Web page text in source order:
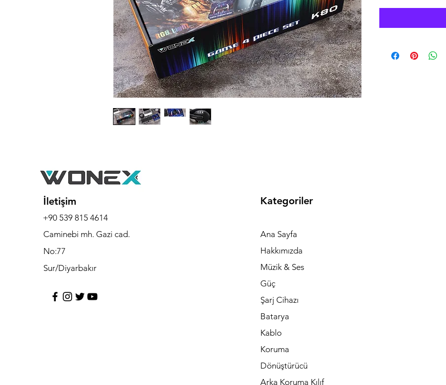
İletişim
Caminebi mh. Gazi cad.
No:77
Sur/Diyarbakır
+90 539 815 4614
Kategoriler
Ana Sayfa
Hakkımızda
Müzik & Ses
Güç
Şarj Cihazı
Batarya
Kablo
Koruma
Dönüştürücü
Arka Koruma Kılıf